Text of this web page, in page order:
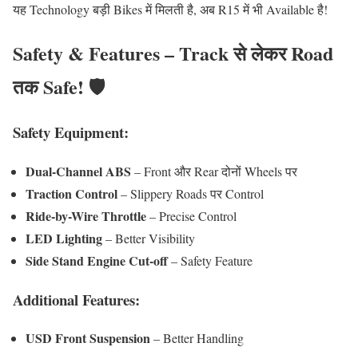
यह Technology बड़ी Bikes में मिलती है, अब R15 में भी Available है!
Safety & Features – Track से लेकर Road
तक Safe! 🛡️
Safety Equipment:
Dual-Channel ABS – Front और Rear दोनों Wheels पर
Traction Control– Slippery Roads पर Control
Ride-by-Wire Throttle– Precise Control
LED Lighting– Better Visibility
Side Stand Engine Cut-off– Safety Feature
Additional Features:
USD Front Suspension– Better Handling